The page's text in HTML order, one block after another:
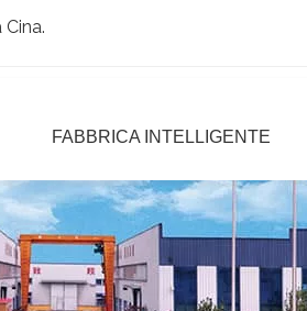
FABBRICA INTELLIGENTE